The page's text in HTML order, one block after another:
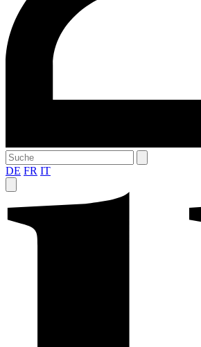
DE FR IT